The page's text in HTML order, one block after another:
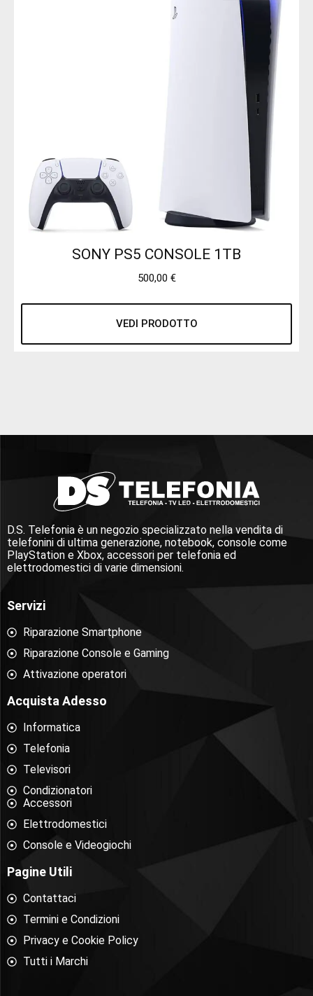
SONY PS5 CONSOLE 1TB
500,00 €
VEDI PRODOTTO
D.S. Telefonia è un negozio specializzato nella vendita di
telefonini di ultima generazione, notebook, console come
PlayStation e Xbox, accessori per telefonia ed
elettrodomestici di varie dimensioni.
Servizi
Riparazione Smartphone
Riparazione Console e Gaming
Attivazione operatori
Acquista Adesso
Informatica
Telefonia
Televisori
Condizionatori
Accessori
Elettrodomestici
Console e Videogiochi
Pagine Utili
Contattaci
Termini e Condizioni
Privacy e Cookie Policy
Tutti i Marchi